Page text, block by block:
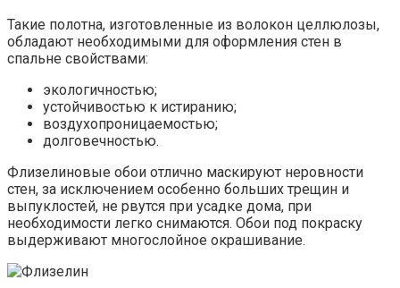
Такие полотна, изготовленные из волокон целлюлозы,
обладают необходимыми для оформления стен в
спальне свойствами:
экологичностью;
устойчивостью к истиранию;
воздухопроницаемостью;
долговечностью.
Флизелиновые обои отлично маскируют неровности
стен, за исключением особенно больших трещин и
выпуклостей, не рвутся при усадке дома, при
необходимости легко снимаются. Обои под покраску
выдерживают многослойное окрашивание.